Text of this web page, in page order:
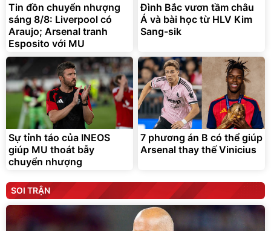
Tin đồn chuyển nhượng
sáng 8/8: Liverpool có
Araujo; Arsenal tranh
Esposito với MU
Đình Bắc vươn tầm châu
Á và bài học từ HLV Kim
Sang-sik
Sự tỉnh táo của INEOS
giúp MU thoát bẫy
chuyển nhượng
7 phương án B có thể giúp
Arsenal thay thế Vinicius
SOI TRẬN